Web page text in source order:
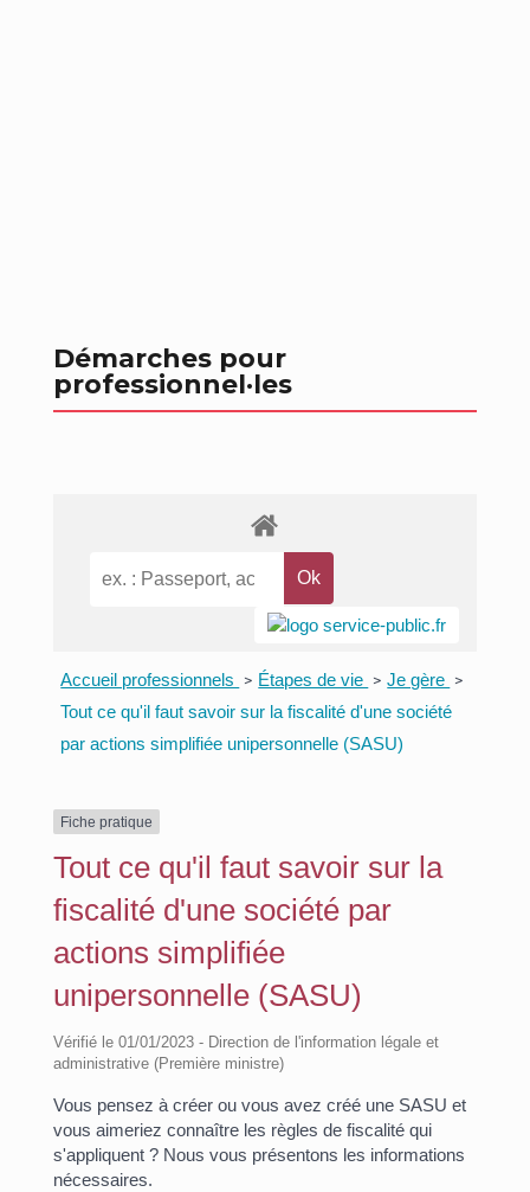
Démarches pour
professionnel·les
Accueil professionnels > Étapes de vie > Je gère >
Tout ce qu'il faut savoir sur la fiscalité d'une société
par actions simplifiée unipersonnelle (SASU)
Fiche pratique
Tout ce qu'il faut savoir sur la
fiscalité d'une société par
actions simplifiée
unipersonnelle (SASU)
Vérifié le 01/01/2023 - Direction de l'information légale et
administrative (Première ministre)
Vous pensez à créer ou vous avez créé une SASU et
vous aimeriez connaître les règles de fiscalité qui
s'appliquent ? Nous vous présentons les informations
nécessaires.